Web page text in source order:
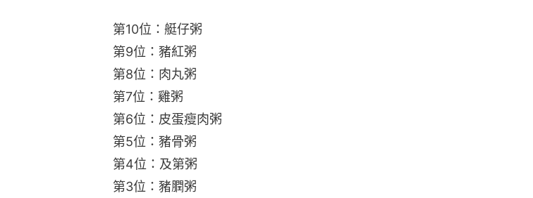
第10位：艇仔粥
第9位：豬紅粥
第8位：肉丸粥
第7位：雞粥
第6位：皮蛋瘦肉粥
第5位：豬骨粥
第4位：及第粥
第3位：豬膶粥